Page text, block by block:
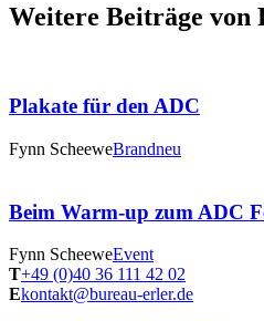
Weitere Beiträge von
Plakate für den ADC
Fynn ScheeweBrandneu
Beim Warm-up zum ADC
Fynn ScheeweEvent
T+49 (0)40 36 111 42 02
Ekontakt@bureau-erler.de